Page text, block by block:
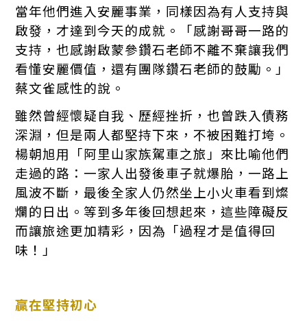
當年他們進入安麗事業，同樣因為有人支持與
啟發，才達到今天的成就。「感謝哥哥一路的
支持，也感謝啟蒙參鑽石老師不離不棄讓我們
看懂安麗價值，還有團隊鑽石老師的鼓勵。」
蔡文雀感性的說。
雖然曾經懷疑自我、歷經挫折，也曾跌入債務
深淵，但是兩人都堅持下來，不被困難打垮。
楊朝旭用「阿里山家族駕車之旅」來比喻他們
走過的路：一家人出發後車子就爆胎，一路上
風波不斷，最後全家人仍然坐上小火車看到燦
爛的日出。等到多年後回想起來，這些障礙反
而讓旅途更加精彩，因為「過程才是值得回
味！」
贏在堅持初心